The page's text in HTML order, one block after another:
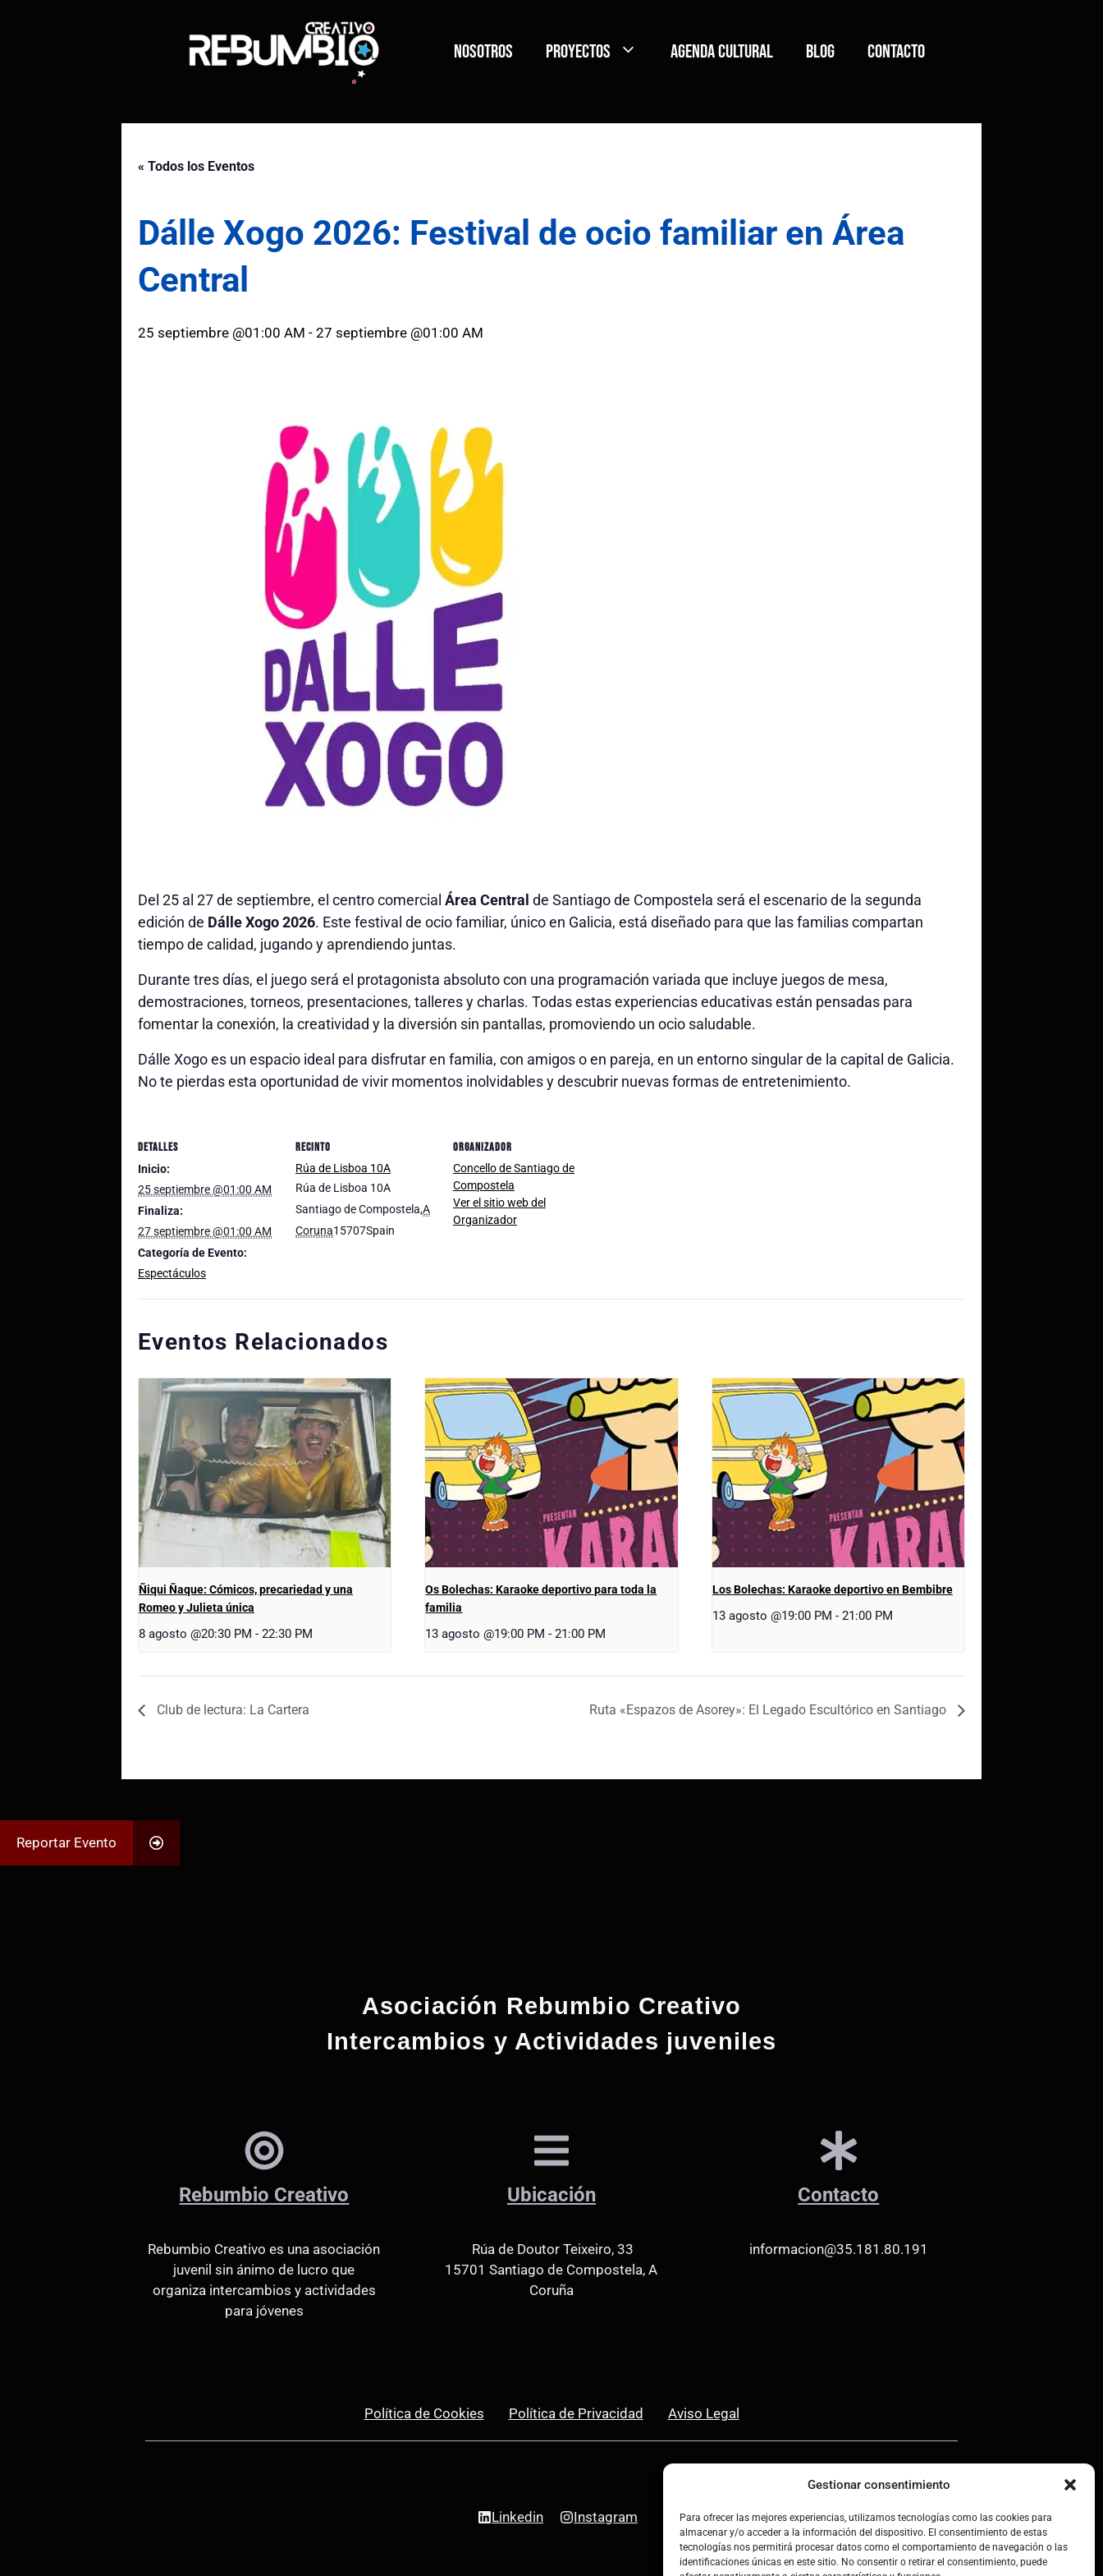
Gestionar consentimiento
Para ofrecer las mejores experiencias, utilizamos tecnologías como las cookies para
almacenar y/o acceder a la información del dispositivo. El consentimiento de estas
tecnologías nos permitirá procesar datos como el comportamiento de navegación o las
identificaciones únicas en este sitio. No consentir o retirar el consentimiento, puede
Nosotros Proyectos Agenda Cultural Blog Contacto
« Todos los Eventos
Dálle Xogo 2026: Festival de ocio familiar en Área
Central
25 septiembre @01:00 AM - 27 septiembre @01:00 AM
Del 25 al 27 de septiembre, el centro comercial Área Central de Santiago de Compostela será el escenario de la segunda
edición de Dálle Xogo 2026. Este festival de ocio familiar, único en Galicia, está diseñado para que las familias compartan
tiempo de calidad, jugando y aprendiendo juntas.
Durante tres días, el juego será el protagonista absoluto con una programación variada que incluye juegos de mesa,
demostraciones, torneos, presentaciones, talleres y charlas. Todas estas experiencias educativas están pensadas para
fomentar la conexión, la creatividad y la diversión sin pantallas, promoviendo un ocio saludable.
Dálle Xogo es un espacio ideal para disfrutar en familia, con amigos o en pareja, en un entorno singular de la capital de Galicia.
No te pierdas esta oportunidad de vivir momentos inolvidables y descubrir nuevas formas de entretenimiento.
DETALLES
Inicio:
25 septiembre @01:00 AM
Finaliza:
27 septiembre @01:00 AM
Categoría de Evento:
Espectáculos
RECINTO
Rúa de Lisboa 10A
Rúa de Lisboa 10A
Santiago de Compostela,A
Coruna15707Spain
ORGANIZADOR
Concello de Santiago de
Compostela
Ver el sitio web del
Organizador
Eventos Relacionados
Ñiqui Ñaque: Cómicos, precariedad y una
Romeo y Julieta única
8 agosto @20:30 PM - 22:30 PM
Os Bolechas: Karaoke deportivo para toda la
familia
13 agosto @19:00 PM - 21:00 PM
Los Bolechas: Karaoke deportivo en Bembibre
13 agosto @19:00 PM - 21:00 PM
Club de lectura: La Cartera Ruta «Espazos de Asorey»: El Legado Escultórico en Santiago
Reportar Evento
Asociación Rebumbio Creativo
Intercambios y Actividades juveniles
Rebumbio Creativo
Rebumbio Creativo es una asociación
juvenil sin ánimo de lucro que
organiza intercambios y actividades
para jóvenes
Ubicación
Rúa de Doutor Teixeiro, 33
15701 Santiago de Compostela, A
Coruña
Contacto
informacion@35.181.80.191
Política de Cookies Política de Privacidad Aviso Legal
Linkedin Instagram